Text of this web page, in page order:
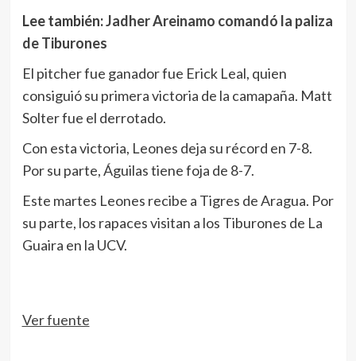
Lee también:Jadher Areinamo comandó la paliza
de Tiburones
El pitcher fue ganador fue Erick Leal, quien
consiguió su primera victoria de la camapaña. Matt
Solter fue el derrotado.
Con esta victoria, Leones deja su récord en 7-8.
Por su parte, Águilas tiene foja de 8-7.
Este martes Leones recibe a Tigres de Aragua. Por
su parte, los rapaces visitan a los Tiburones de La
Guaira en la UCV.
Ver fuente